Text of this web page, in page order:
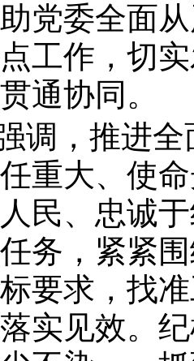
党委全面
工作，切
通协同。
调，推进
重大、使
民、忠诚
务，紧紧
要求，找
实见效。